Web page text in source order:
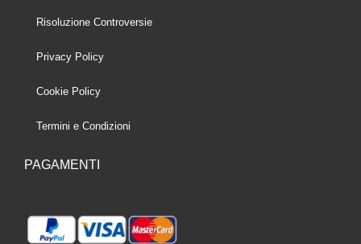
Risoluzione Controversie
Privacy Policy
Cookie Policy
Termini e Condizioni
PAGAMENTI